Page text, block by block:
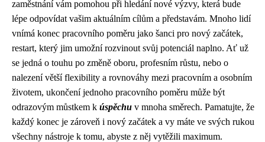
zaměstnání vám pomohou při hledání nové výzvy, která bude
lépe odpovídat vašim aktuálním cílům a představám. Mnoho lidí
vnímá konec pracovního poměru jako šanci pro nový začátek,
restart, který jim umožní rozvinout svůj potenciál naplno. Ať už
se jedná o touhu po změně oboru, profesním růstu, nebo o
nalezení větší flexibility a rovnováhy mezi pracovním a osobním
životem, ukončení jednoho pracovního poměru může být
odrazovým můstkem k úspěchu v mnoha směrech. Pamatujte, že
každý konec je zároveň i nový začátek a vy máte ve svých rukou
všechny nástroje k tomu, abyste z něj vytěžili maximum.